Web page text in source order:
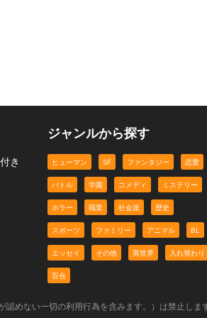
き
ジャンルから探す
ヒューマン SF ファンタジー 恋愛
バトル 学園 コメディ ミステリー
ホラー 職業 社会派 歴史
スポーツ ファミリー アニマル BL
エッセイ その他 異世界 入れ替わり
百合
めない一切の利用行為を含みます。）は禁止します